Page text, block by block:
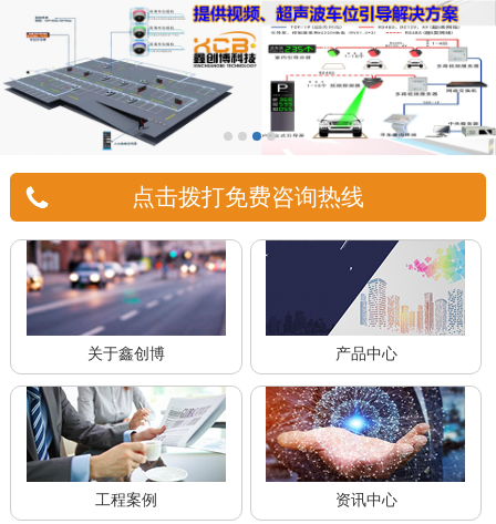
点击拨打免费咨询热线
关于鑫创博 产品中心
工程案例 资讯中心